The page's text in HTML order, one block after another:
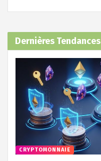
Dernières Tendances
CRYPTOMONNAIE